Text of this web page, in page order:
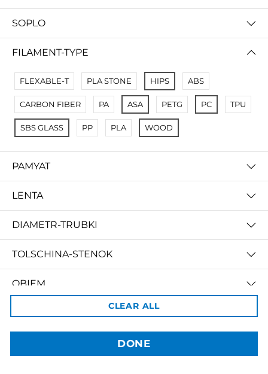
FDplast - 3д пластик SBS GLASS 1,75мм
220 000 so'm
Пластик HIPS
SOPLO
FILAMENT-TYPE
FLEXABLE-T PLA STONE HIPS ABS
CARBON FIBER PA ASA PETG PC TPU
SBS GLASS PP PLA WOOD
PAMYAT
LENTA
DIAMETR-TRUBKI
TOLSCHINA-STENOK
OBIEM
CLEAR ALL
DONE
Для звонков +998909955267
© 20263dBozor.uz. Все права защищены.